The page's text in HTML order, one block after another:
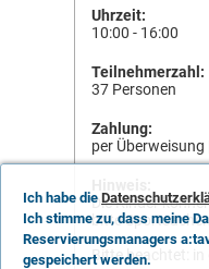
Uhrzeit:
10:00 - 16:00
Teilnehmerzahl:
37 Personen
Zahlung:
per Überweisung
Die Kinder
bitte
Bitte beachtet: in
Ich habe die
Ich stimme zu, dass meine
Reservierungsmanagers
gespeichert werden.